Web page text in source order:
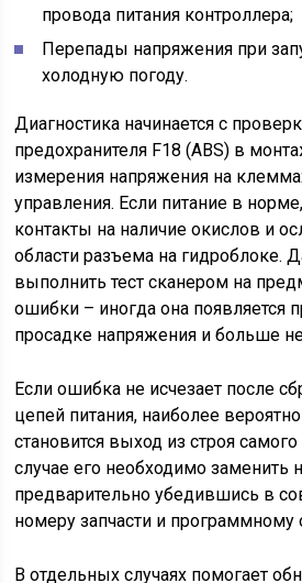
провода питания контроллера;
Перепады напряжения при
холодную погоду.
Диагностика начинается с
предохранителя F18 (ABS) в
измерения напряжения на
управления. Если питание в
контакты на наличие окислов и
области разъема на гидроблоке.
выполнить тест сканером на
ошибки – иногда она появляется
просадке напряжения и больше не
Если ошибка не исчезает после
цепей питания, наиболее
становится выход из строя
случае его необходимо заменить
предварительно убедившись в
номеру запчасти и программному
В отдельных случаях помогает